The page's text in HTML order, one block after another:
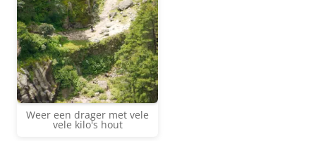
Weer een drager met vele
vele kilo's hout